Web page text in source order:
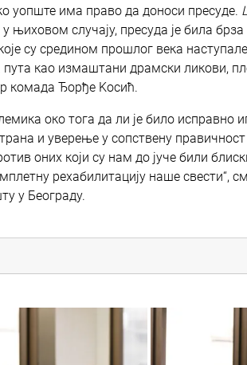
уопште има право да доноси пресуде.
њиховом случају, пресуда је била
су средином прошлог века
као измаштани драмски ликови,
комада Ђорђе Kосић.
око тога да ли је било исправно
и уверење у сопствену
оних који су нам до јуче били
рехабилитацију наше свести“,
у Београду.